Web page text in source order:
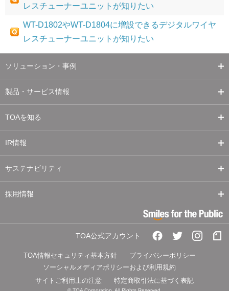
レスチューナーユニットが知りたい
WT-D1802やWT-D1804に増設できるデジタルワイヤ
レスチューナーユニットが知りたい
ソリューション・事例
製品・サービス情報
TOAを知る
IR情報
サステナビリティ
採用情報
TOA公式アカウント
TOA情報セキュリティ基本方針
プライバシーポリシー
ソーシャルメディアポリシーおよび利用規約
サイトご利用上の注意
特定商取引法に基づく表記